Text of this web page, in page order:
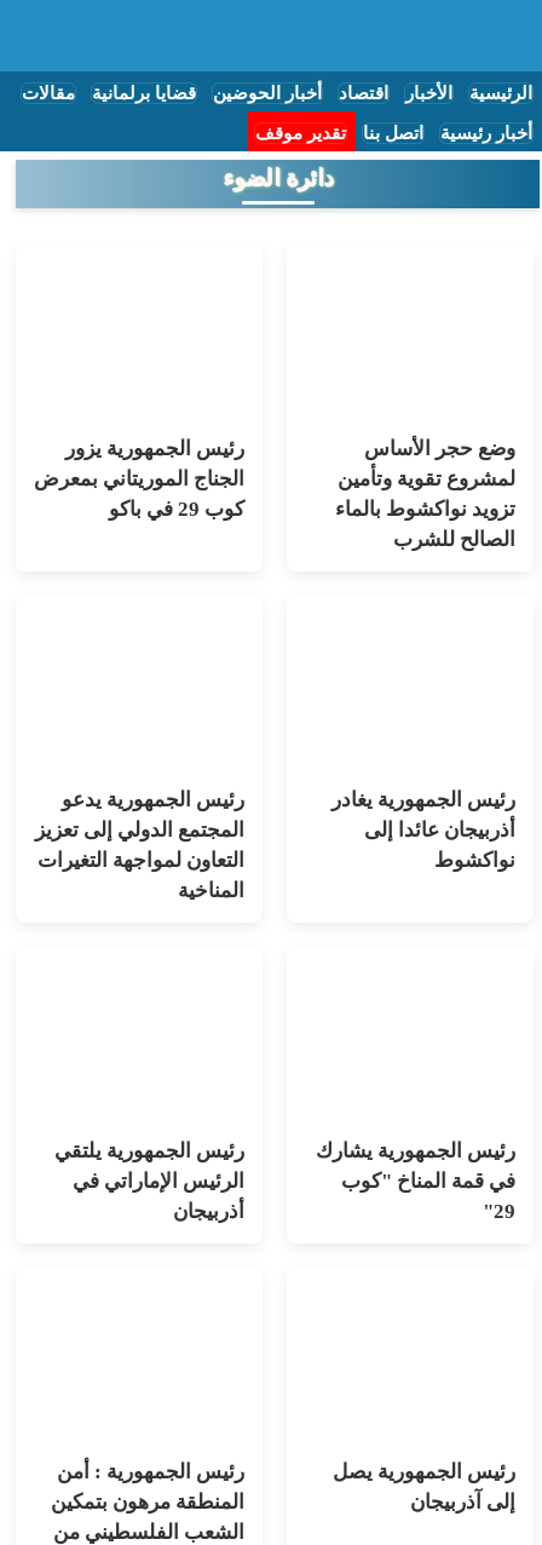
الرئيسية الأخبار اقتصاد أخبار الحوضين قضايا برلمانية مقالات
أخبار رئيسية اتصل بنا تقدير موقف
دائرة الضوء
وضع حجر الأساس
لمشروع تقوية وتأمين
تزويد نواكشوط بالماء
الصالح للشرب
رئيس الجمهورية يزور
الجناج الموريتاني بمعرض
كوب 29 في باكو
رئيس الجمهورية يغادر
أذربيجان عائدا إلى
نواكشوط
رئيس الجمهورية يدعو
المجتمع الدولي إلى تعزيز
التعاون لمواجهة التغيرات
المناخية
رئيس الجمهورية يشارك
في قمة المناخ "كوب
29"
رئيس الجمهورية يلتقي
الرئيس الإماراتي في
أذربيجان
رئيس الجمهورية يصل
إلى آذربيجان
رئيس الجمهورية : أمن
المنطقة مرهون بتمكين
الشعب الفلسطيني من